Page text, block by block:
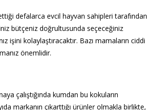
defalarca evcil hayvan sahipleri tarafından
bütçeniz doğrultusunda seçeceğiniz
işini kolaylaştıracaktır. Bazı mamaların ciddi
önemlidir.
çalıştığında kumdan bu kokuların
markanın çıkarttığı ürünler olmakla birlikte,